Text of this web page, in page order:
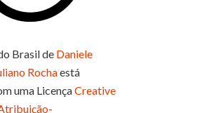
Brasilde Daniele
Rochaestá
uma LicençaCreative